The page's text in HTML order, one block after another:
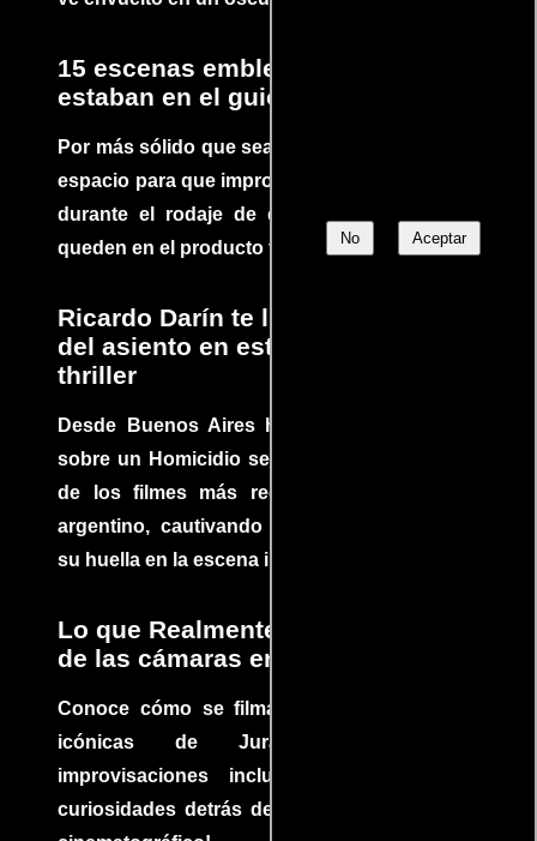
No Aceptar
15 escenas emblemáticas que no
estaban en el guion
Por más sólido que sea un guión siempre hay
espacio para que improvisaciones que se dan
durante el rodaje de determinadas escenas
queden en el producto final.
Ricardo Darín te llevará al borde
del asiento en este increíble
thriller
Desde Buenos Aires hasta el mundo, Tesis
sobre un Homicidio se ha convertido en uno
de los filmes más recomendados del cine
argentino, cautivando audiencias y dejando
su huella en la escena internacional.
Lo que Realmente Sucedió detrás
de las cámaras en Jurassic Park
Conoce cómo se filmaron algunas escenas
icónicas de Jurassic Park, con
improvisaciones incluidas. ¡Descubre las
curiosidades detrás del rodaje de un clásico